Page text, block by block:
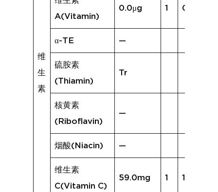
维
生
素
A(Vitamin)
0.0μg 1 0.0μg
α-TE —
硫胺素
(Thiamin)
Tr
核黄素
(Riboflavin)
—
烟酸(Niacin) —
维生素
C(Vitamin C)
59.0mg 1 19.5mg